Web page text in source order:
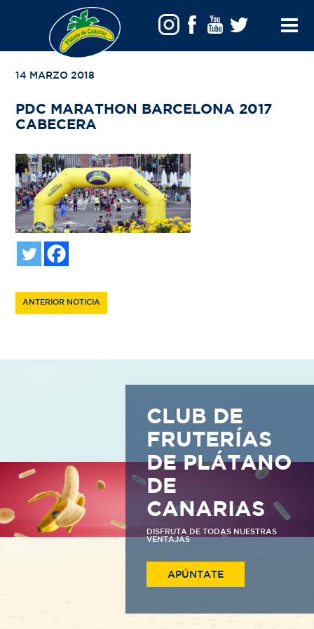
Menu
VOLVER A TU BÚSQUEDA
14 MARZO 2018
PDC MARATHON BARCELONA 2017
CABECERA
ANTERIOR NOTICIA
CLUB DE
FRUTERÍAS
DE PLÁTANO
DE
CANARIAS
DISFRUTA DE TODAS NUESTRAS
VENTAJAS
APÚNTATE